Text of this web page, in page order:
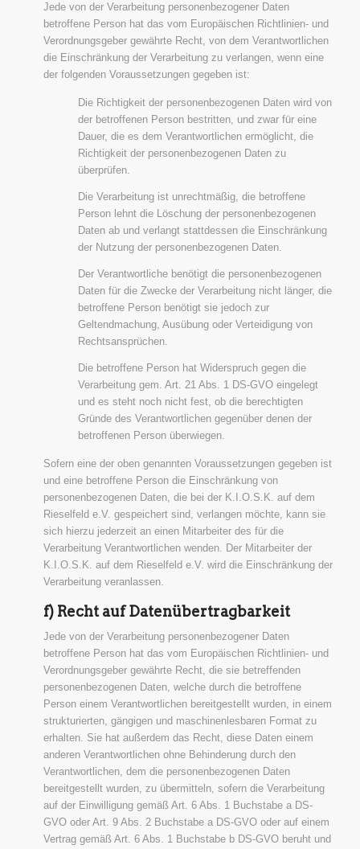
Jede von der Verarbeitung personenbezogener Daten
betroffene Person hat das vom Europäischen Richtlinien- und
Verordnungsgeber gewährte Recht, von dem Verantwortlichen
die Einschränkung der Verarbeitung zu verlangen, wenn eine
der folgenden Voraussetzungen gegeben ist:
Die Richtigkeit der personenbezogenen Daten wird von
der betroffenen Person bestritten, und zwar für eine
Dauer, die es dem Verantwortlichen ermöglicht, die
Richtigkeit der personenbezogenen Daten zu
überprüfen.
Die Verarbeitung ist unrechtmäßig, die betroffene
Person lehnt die Löschung der personenbezogenen
Daten ab und verlangt stattdessen die Einschränkung
der Nutzung der personenbezogenen Daten.
Der Verantwortliche benötigt die personenbezogenen
Daten für die Zwecke der Verarbeitung nicht länger, die
betroffene Person benötigt sie jedoch zur
Geltendmachung, Ausübung oder Verteidigung von
Rechtsansprüchen.
Die betroffene Person hat Widerspruch gegen die
Verarbeitung gem. Art. 21 Abs. 1 DS-GVO eingelegt
und es steht noch nicht fest, ob die berechtigten
Gründe des Verantwortlichen gegenüber denen der
betroffenen Person überwiegen.
Sofern eine der oben genannten Voraussetzungen gegeben ist
und eine betroffene Person die Einschränkung von
personenbezogenen Daten, die bei der K.I.O.S.K. auf dem
Rieselfeld e.V. gespeichert sind, verlangen möchte, kann sie
sich hierzu jederzeit an einen Mitarbeiter des für die
Verarbeitung Verantwortlichen wenden. Der Mitarbeiter der
K.I.O.S.K. auf dem Rieselfeld e.V. wird die Einschränkung der
Verarbeitung veranlassen.
f) Recht auf Datenübertragbarkeit
Jede von der Verarbeitung personenbezogener Daten
betroffene Person hat das vom Europäischen Richtlinien- und
Verordnungsgeber gewährte Recht, die sie betreffenden
personenbezogenen Daten, welche durch die betroffene
Person einem Verantwortlichen bereitgestellt wurden, in einem
strukturierten, gängigen und maschinenlesbaren Format zu
erhalten. Sie hat außerdem das Recht, diese Daten einem
anderen Verantwortlichen ohne Behinderung durch den
Verantwortlichen, dem die personenbezogenen Daten
bereitgestellt wurden, zu übermitteln, sofern die Verarbeitung
auf der Einwilligung gemäß Art. 6 Abs. 1 Buchstabe a DS-
GVO oder Art. 9 Abs. 2 Buchstabe a DS-GVO oder auf einem
Vertrag gemäß Art. 6 Abs. 1 Buchstabe b DS-GVO beruht und